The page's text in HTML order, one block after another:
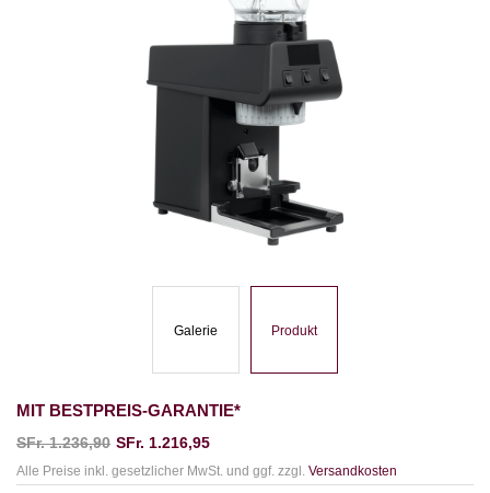
Galerie Produkt
MIT BESTPREIS-GARANTIE*
SFr.1.236,90 SFr. 1.216,95
Alle Preise inkl. gesetzlicher MwSt. und ggf. zzgl. Versandkosten